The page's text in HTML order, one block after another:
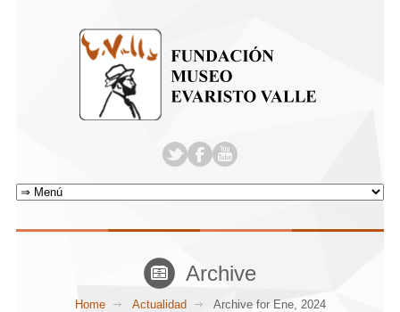
Archive
Home Actualidad Archive for Ene, 2024